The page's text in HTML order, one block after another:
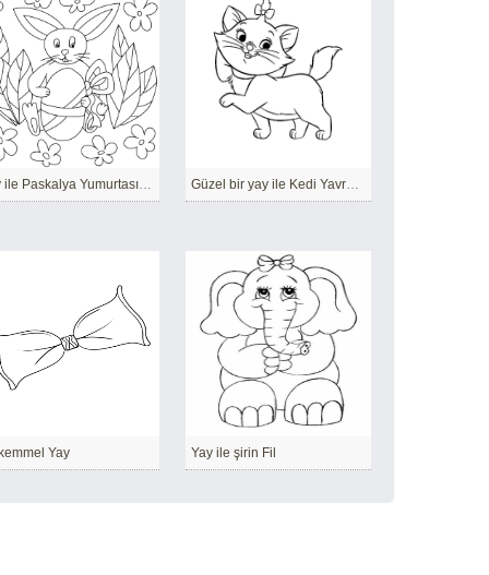
Yay ile Paskalya Yumurtası Tutan Tavşan Güzel bir yay ile Kedi Yavrusu
Yay Yay ile şirin Fil